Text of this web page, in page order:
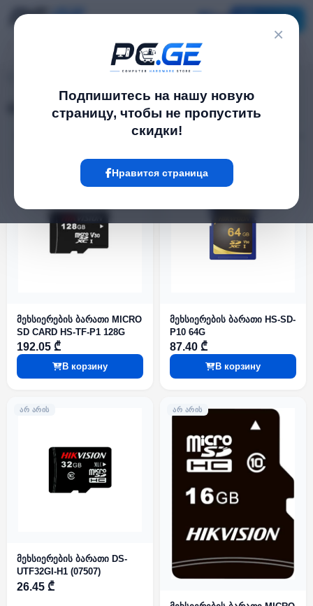
×
Подпишитесь на нашу новую
страницу, чтобы не пропустить
скидки!
Нравится страница
SD-карты
7 Товар
მეხსიერების ბარათი MICRO
SD CARD HS-TF-P1 128G
192.05 ₾
В корзину
მეხსიერების ბარათი HS-SD-
P10 64G
87.40 ₾
В корзину
ᲐᲠ ᲐᲠᲘᲡ
მეხსიერების ბარათი DS-
UTF32GI-H1 (07507)
26.45 ₾
ᲐᲠ ᲐᲠᲘᲡ